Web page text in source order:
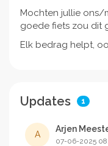
Mochten jullie ons/
goede fiets zou dit
Elk bedrag helpt,
Updates 1
A
Arjen
07-06-2025